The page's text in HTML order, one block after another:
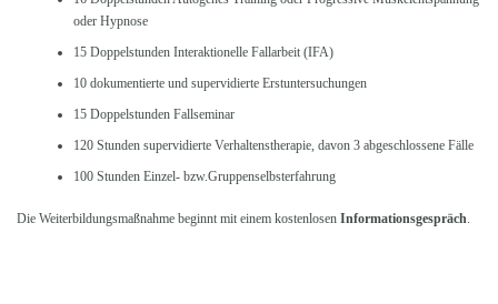
oder Hypnose
15 Doppelstunden Interaktionelle Fallarbeit (IFA)
10 dokumentierte und supervidierte Erstuntersuchungen
15 Doppelstunden Fallseminar
120 Stunden supervidierte Verhaltenstherapie, davon 3 abgeschlossene Fälle
100 Stunden Einzel- bzw.Gruppenselbsterfahrung
Die Weiterbildungsmaßnahme beginnt mit einem kostenlosen Informationsgespräch.